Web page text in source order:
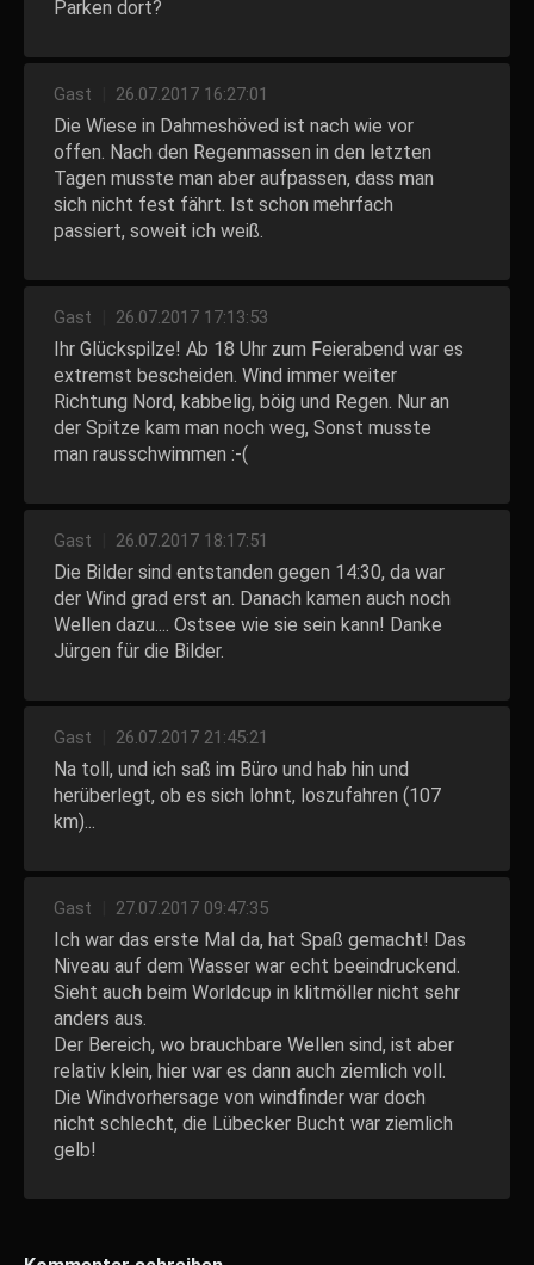
Parken dort?
Gast 26.07.2017 16:27:01
Die Wiese in Dahmeshöved ist nach wie vor
offen. Nach den Regenmassen in den letzten
Tagen musste man aber aufpassen, dass man
sich nicht fest fährt. Ist schon mehrfach
passiert, soweit ich weiß.
Gast 26.07.2017 17:13:53
Ihr Glückspilze! Ab 18 Uhr zum Feierabend war es
extremst bescheiden. Wind immer weiter
Richtung Nord, kabbelig, böig und Regen. Nur an
der Spitze kam man noch weg, Sonst musste
man rausschwimmen :-(
Gast 26.07.2017 18:17:51
Die Bilder sind entstanden gegen 14:30, da war
der Wind grad erst an. Danach kamen auch noch
Wellen dazu.... Ostsee wie sie sein kann! Danke
Jürgen für die Bilder.
Gast 26.07.2017 21:45:21
Na toll, und ich saß im Büro und hab hin und
herüberlegt, ob es sich lohnt, loszufahren (107
km)...
Gast 27.07.2017 09:47:35
Ich war das erste Mal da, hat Spaß gemacht! Das
Niveau auf dem Wasser war echt beeindruckend.
Sieht auch beim Worldcup in klitmöller nicht sehr
anders aus.
Der Bereich, wo brauchbare Wellen sind, ist aber
relativ klein, hier war es dann auch ziemlich voll.
Die Windvorhersage von windfinder war doch
nicht schlecht, die Lübecker Bucht war ziemlich
gelb!